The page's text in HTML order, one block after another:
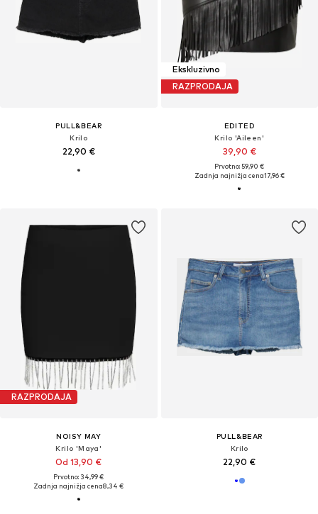
PULL&BEAR
Krilo
22,90 €
Ekskluzivno
RAZPRODAJA
EDITED
Krilo 'Aileen'
39,90 €
Prvotno: 59,90 €
Zadnja najnižja cena17,96 €
RAZPRODAJA
NOISY MAY
Krilo 'Maya'
Od 13,90 €
Prvotno: 34,99 €
Zadnja najnižja cena8,34 €
PULL&BEAR
Krilo
22,90 €